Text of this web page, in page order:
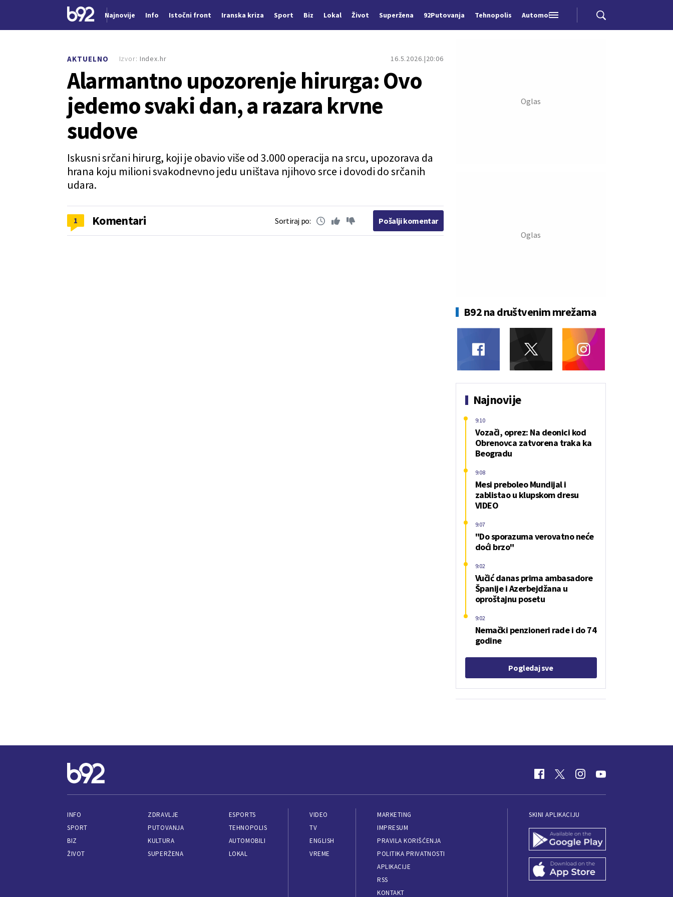
Najnovije Info Istočni front Iranska kriza Sport Biz Lokal Život Superžena 92Putovanja Tehnopolis Automobili
AKTUELNO 16.5.2026. 20:06
Alarmantno upozorenje hirurga: Ovo
jedemo svaki dan, a razara krvne
sudove
Iskusni srčani hirurg, koji je obavio više od 3.000 operacija na srcu, upozorava da
hrana koju milioni svakodnevno jedu uništava njihovo srce i dovodi do srčanih
udara.
Izvor: Index.hr
1 Komentari Sortiraj po: Pošalji komentar
B92 na društvenim mrežama
Najnovije
Vozači, oprez: Na deonici kod
Obrenovca zatvorena traka ka
Beogradu
9:10
Mesi preboleo Mundijal i
zablistao u klupskom dresu
VIDEO
9:08
"Do sporazuma verovatno neće
doći brzo"
9:07
Vučić danas prima ambasadore
Španije i Azerbejdžana u
oproštajnu posetu
9:02
Nemački penzioneri rade i do 74
godine
9:02
Pogledaj sve
INFO
SPORT
BIZ
ŽIVOT
ZDRAVLJE
PUTOVANJA
KULTURA
SUPERŽENA
ESPORTS
TEHNOPOLIS
AUTOMOBILI
LOKAL
VIDEO
TV
ENGLISH
VREME
MARKETING
IMPRESUM
PRAVILA KORIŠĆENJA
POLITIKA PRIVATNOSTI
APLIKACIJE
RSS
KONTAKT
SKINI APLIKACIJU